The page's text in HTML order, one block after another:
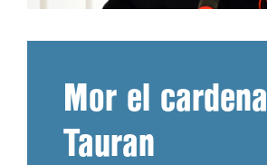
Mor el cardenal
Tauran